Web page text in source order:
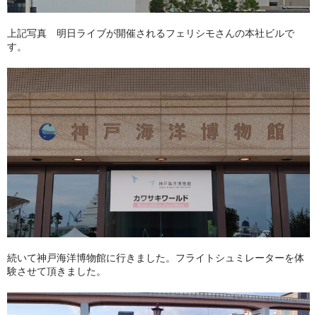
上記写真 明日ライブが開催されるフェリシモさんの本社ビルで
す。
続いて神戸海洋博物館に行きました。フライトシュミレーターを体
験させて頂きました。